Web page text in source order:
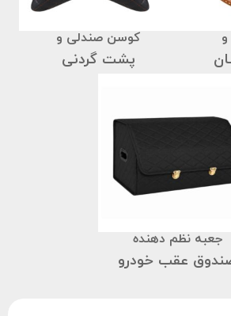
کوسن صندلی و
پشت گردنی
جعبه نظم دهنده
عقب خودرو